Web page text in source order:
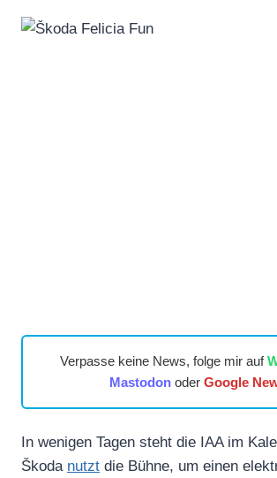
Verpasse keine News, folge mir auf
Mastodonoder Google
In wenigen Tagen steht die IAA im
Škoda nutzt die Bühne, um einen